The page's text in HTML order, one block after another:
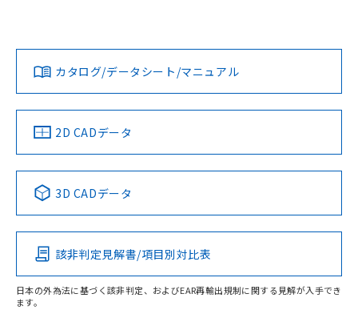
ダウンロードデータをご利用いただく前に、以下を必ずお読
みください。
ソフトウェアの使用条件
対応済み
中国 RoHS 注意事項・凡例
Pb Hg Cd Cr(VI)
O
カタログ/データシート/マニュアル
2D CADデータ
3D CADデータ
該非判定見解書/項目別対比表
日本の外為法に基づく該非判定、およびEAR再輸出規制に関する見解が入手でき
ます。